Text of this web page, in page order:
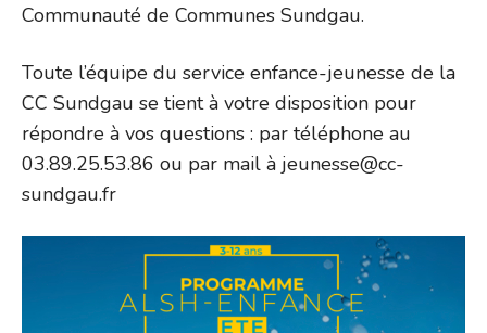
Communauté de Communes Sundgau.
Toute l’équipe du service enfance-jeunesse de la
CC Sundgau se tient à votre disposition pour
répondre à vos questions : par téléphone au
03.89.25.53.86 ou par mail à jeunesse@cc-
sundgau.fr